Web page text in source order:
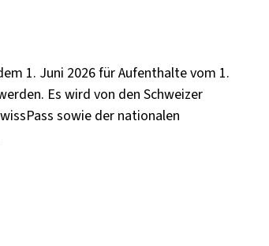
1. Juni 2026 für Aufenthalte vom 1.
Es wird von den Schweizer
sowie der nationalen